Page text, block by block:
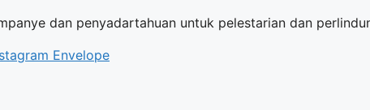
dan penyadartahuan untuk pelestarian dan
Envelope